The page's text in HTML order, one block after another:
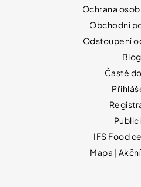
Ochrana
Obchodní
Odstoupení
Blog
Časté
IFS Food
Mapa |